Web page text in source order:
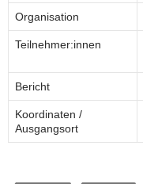
Organisation
Teilnehmer:innen
Bericht
Koordinaten /
Ausgangsort